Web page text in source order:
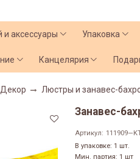
и аксессуары Упаковка
Канцелярия
Декор Люстры и занавес-
Занавес-
Артикул:
В упаковке: 1 шт.
Мин. партия: 1 шт